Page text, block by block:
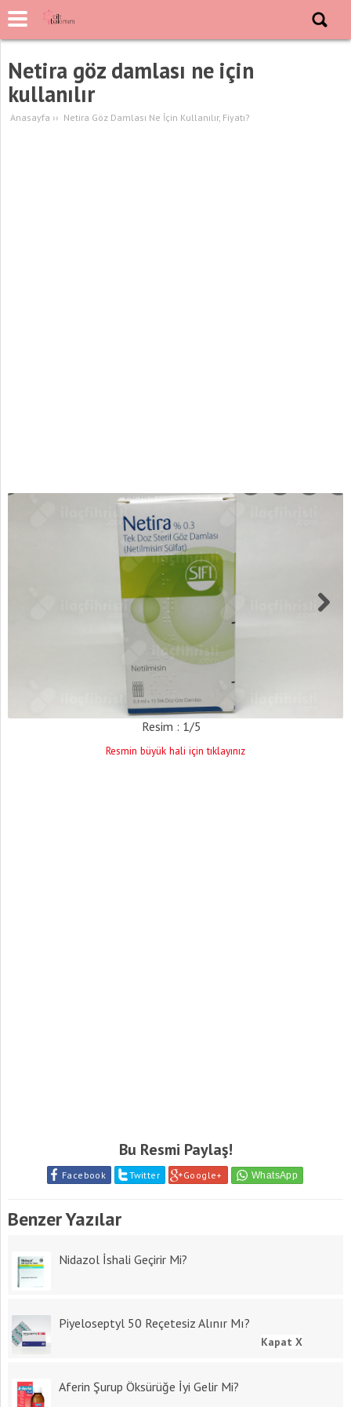
Netira göz damlası ne için
kullanılır
Anasayfa ›› Netira Göz Damlası Ne İçin Kullanılır, Fiyatı?
Resim : 1/5
Resmin büyük hali için tıklayınız
Bu Resmi Paylaş!
Facebook Twitter Google+
Benzer Yazılar
Nidazol İshali Geçirir Mi?
Piyeloseptyl 50 Reçetesiz Alınır Mı?
Aferin Şurup Öksürüğe İyi Gelir Mi?
Kapat X